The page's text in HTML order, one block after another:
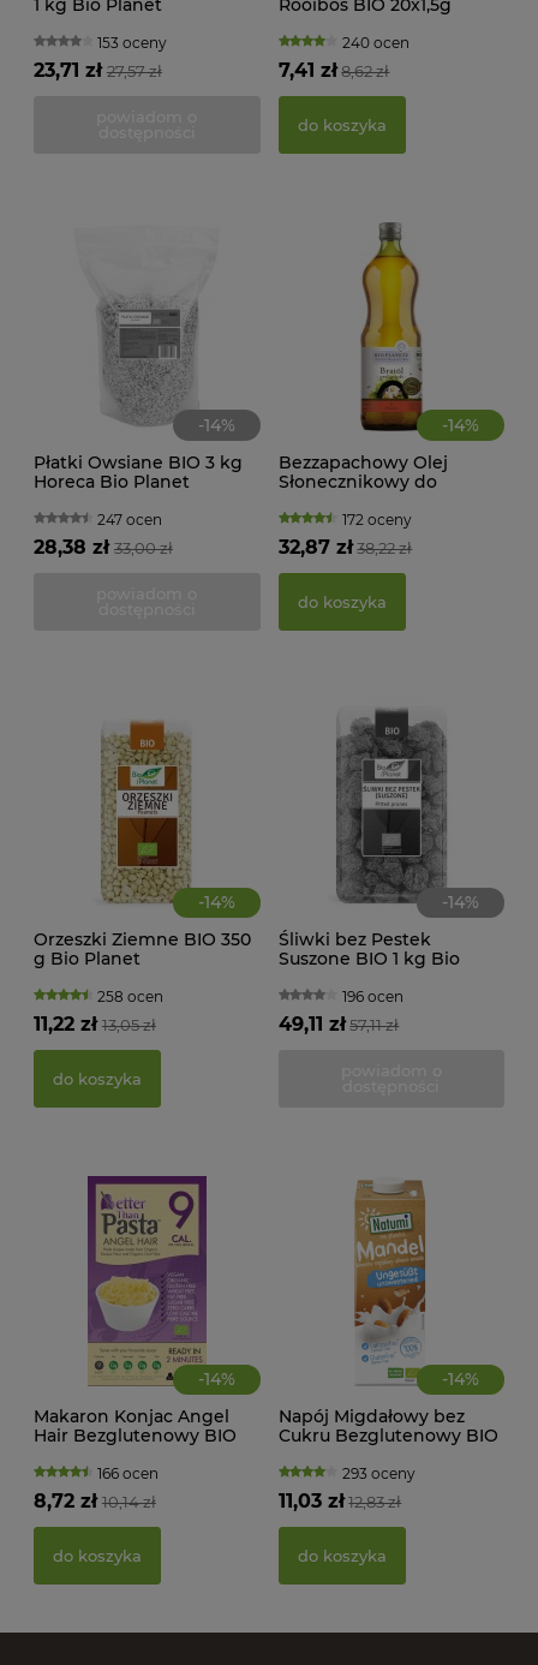
153 oceny
27,57 zł
23,71 zł
240 ocen
8,62 zł
7,41 zł
do koszyka
-14%
Płatki Owsiane BIO 3 kg
Horeca Bio Planet
247 ocen
33,00 zł
28,38 zł
-14%
Bezzapachowy Olej
Słonecznikowy do
BIO 1 litr Bio Planete
172 oceny
38,22 zł
32,87 zł
do koszyka
-14%
Orzeszki Ziemne BIO 350
g Bio Planet
258 ocen
13,05 zł
11,22 zł
do koszyka
-14%
Śliwki bez Pestek
Suszone BIO 1 kg Bio
196 ocen
57,11 zł
49,11 zł
-14%
Makaron Konjac Angel
Hair Bezglutenowy BIO
166 ocen
10,14 zł
8,72 zł
do koszyka
-14%
Napój Migdałowy bez
Cukru Bezglutenowy BIO
293 oceny
12,83 zł
11,03 zł
do koszyka